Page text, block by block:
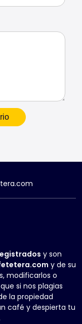
y son
y de su
modificarlos o
si nos plagias
la propiedad
café y despierta tu